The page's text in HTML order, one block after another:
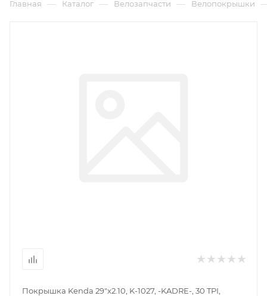
Главная — Каталог — Велозапчасти — Велопокрышки
Покрышка Kenda 29"x2.10, K-1027, -KADRE-, 30 TPI,